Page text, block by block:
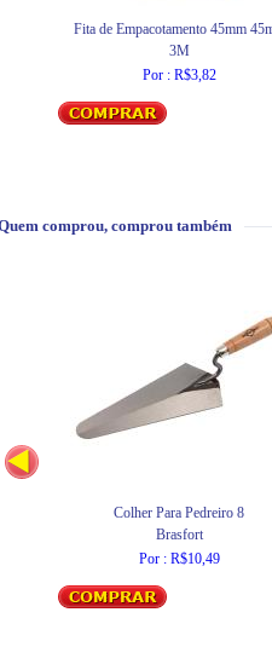
Fita de Empacotamento 45mm
3M
Por : R$3,82
comprou, comprou também
Colher Para Pedreiro 8
Brasfort
Por : R$10,49